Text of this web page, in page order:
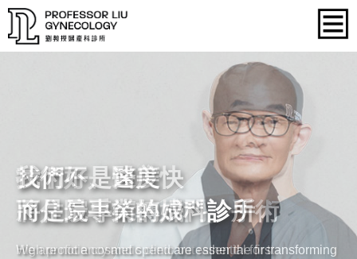
我們不是醫美
而是最專業的婦科診所
We are not a cosmetic clinic but rather the first
技術好、速度快
將住院手術轉成門診手術
High proficiency and speed are essential for transforming
世界婦科權威
革新台灣醫療的先行者
World-renowned authority in gynecology,leading the
婦科達文西手術量
位居亞洲之冠
Our number of successful gynecological da Vinci